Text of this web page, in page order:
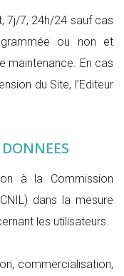
7j/7, 24h/24 sauf cas
ou non et
maintenance. En cas
du Site, l’Editeur
à la Commission
dans la mesure
les utilisateurs.
commercialisation,